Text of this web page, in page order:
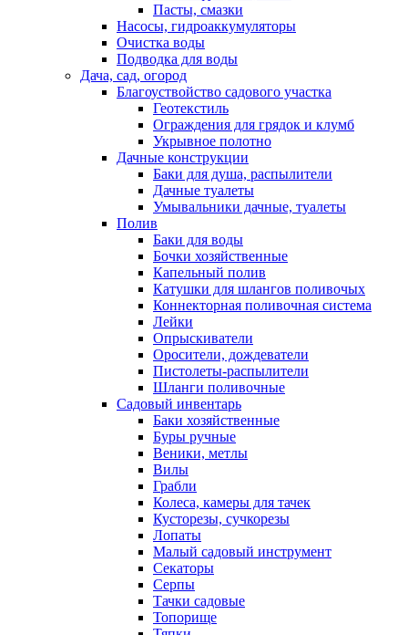
Пасты, смазки
Насосы, гидроаккумуляторы
Очистка воды
Подводка для воды
Дача, сад, огород
Благоуствойство садового участка
Геотекстиль
Ограждения для грядок и клумб
Укрывное полотно
Дачные конструкции
Баки для душа, распылители
Дачные туалеты
Умывальники дачные, туалеты
Полив
Баки для воды
Бочки хозяйственные
Капельный полив
Катушки для шлангов поливочых
Коннекторная поливочная система
Лейки
Опрыскиватели
Оросители, дождеватели
Пистолеты-распылители
Шланги поливочные
Садовый инвентарь
Баки хозяйственные
Буры ручные
Веники, метлы
Вилы
Грабли
Колеса, камеры для тачек
Кусторезы, сучкорезы
Лопаты
Малый садовый инструмент
Секаторы
Серпы
Тачки садовые
Топорище